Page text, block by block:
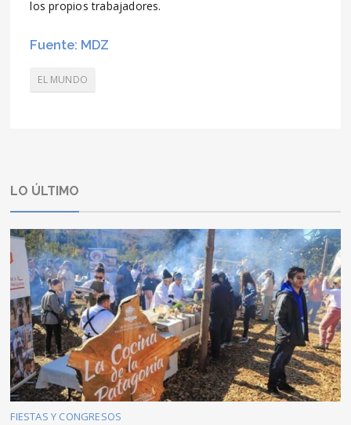
los propios trabajadores.
Fuente: MDZ
EL MUNDO
LO ÚLTIMO
FIESTAS Y CONGRESOS